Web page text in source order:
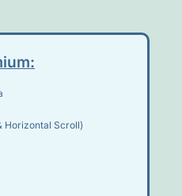
Horizontal Scroll)